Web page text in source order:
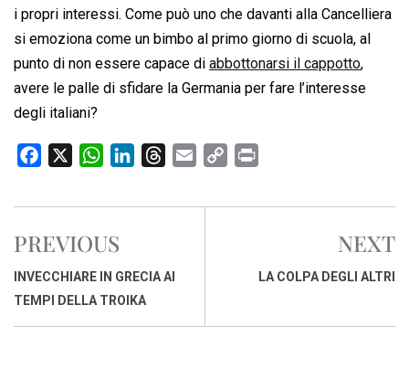
i propri interessi. Come può uno che davanti alla Cancelliera
si emoziona come un bimbo al primo giorno di scuola, al
punto di non essere capace di abbottonarsi il cappotto,
avere le palle di sfidare la Germania per fare l’interesse
degli italiani?
c
b
o
o
W
a
s
A
p
n
d
I
r
d
a
p
i
PREVIOUS
INVECCHIARE IN GRECIA AI
TEMPI DELLA TROIKA
NEXT
LA COLPA DEGLI ALTRI